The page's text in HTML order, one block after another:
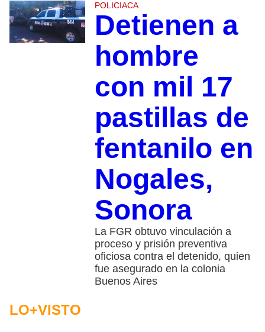
POLICIACA
Detienen a
hombre
con mil 17
pastillas de
fentanilo en
Nogales,
Sonora
La FGR obtuvo vinculación a
proceso y prisión preventiva
oficiosa contra el detenido, quien
fue asegurado en la colonia
Buenos Aires
LO+VISTO